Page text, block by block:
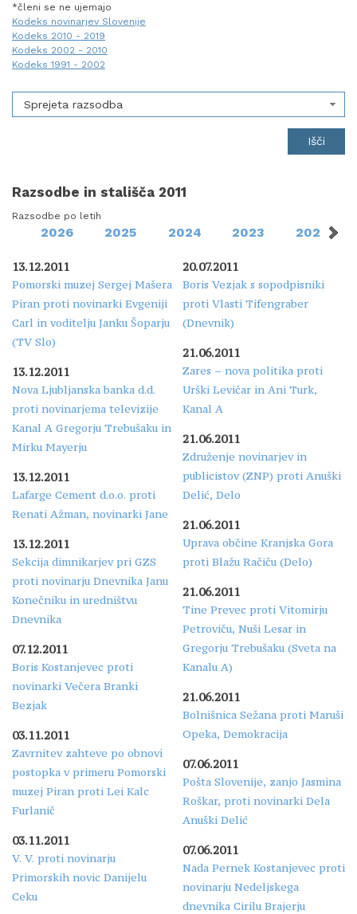
*členi se ne ujemajo
Kodeks novinarjev Slovenije
Kodeks 2010 - 2019
Kodeks 2002 - 2010
Kodeks 1991 - 2002
Sprejeta razsodba
Razsodbe in stališča 2011
Razsodbe po letih
2026 2025 2024 2023 2022
13.12.2011
Pomorski muzej Sergej Mašera
Piran proti novinarki Evgeniji
Carl in voditelju Janku Šoparju
(TV Slo)
13.12.2011
Nova Ljubljanska banka d.d.
proti novinarjema televizije
Kanal A Gregorju Trebušaku in
Mirku Mayerju
13.12.2011
Lafarge Cement d.o.o. proti
Renati Ažman, novinarki Jane
13.12.2011
Sekcija dimnikarjev pri GZS
proti novinarju Dnevnika Janu
Konečniku in uredništvu
Dnevnika
07.12.2011
Boris Kostanjevec proti
novinarki Večera Branki
Bezjak
03.11.2011
Zavrnitev zahteve po obnovi
postopka v primeru Pomorski
muzej Piran proti Lei Kalc
Furlanič
03.11.2011
V. V. proti novinarju
Primorskih novic Danijelu
Ceku
20.07.2011
Boris Vezjak s sopodpisniki
proti Vlasti Tifengraber
(Dnevnik)
21.06.2011
Zares – nova politika proti
Urški Levičar in Ani Turk,
Kanal A
21.06.2011
Združenje novinarjev in
publicistov (ZNP) proti Anuški
Delić, Delo
21.06.2011
Uprava občine Kranjska Gora
proti Blažu Račiču (Delo)
21.06.2011
Tine Prevec proti Vitomirju
Petroviču, Nuši Lesar in
Gregorju Trebušaku (Sveta na
Kanalu A)
21.06.2011
Bolnišnica Sežana proti Maruši
Opeka, Demokracija
07.06.2011
Pošta Slovenije, zanjo Jasmina
Roškar, proti novinarki Dela
Anuški Delić
07.06.2011
Nada Pernek Kostanjevec proti
novinarju Nedeljskega
dnevnika Cirilu Brajerju